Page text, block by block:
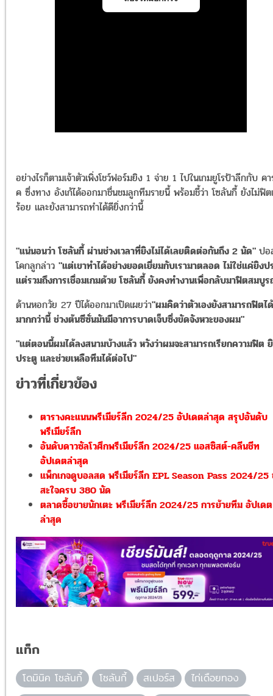
อย่างไรก็ตามเจ้าตัวเพิ่งโชว์ฟอร์มยิง 1 จ่าย 1 ไปในเกมยูโรป้าลีกกับ ค
ค ซึ่งทาง อังเก้ได้ออกมาชื่นชมลูกทีมรายนี้ พร้อมชี้ว่า โซลันกี้ ยังไม่ฟิต
ร้อย และยังสามารถทำได้ดียิ่งกว่านี้
"แน่นอนว่า โซลันกี้ ผ่านช่วงเวลาที่ยิงไม่ได้เลยติดต่อกันถึง 2 นัด" ปอ
โคกลูกล่าว "แต่เขาทำได้อย่างยอดเยี่ยมกับเรามาตลอด ไม่ใช่แค่ยิงป
แต่รวมถึงการเชื่อมเกมด้วย โซลันกี้ ยังคงทำงานเพื่อกลับมาฟิตสมบู
ด้านหอกวัย 27 ปีได้ออกมาเปิดเผยว่า"ผมคิดว่าตัวเองยังสามารถฟิตได้
มากกว่านี้ ช่วงต้นซีซั่นมันมีอาการบาดเจ็บซึ่งขัดจังหวะของผม"
"แต่ตอนนี้ผมได้ลงสนามบ้างแล้ว หวังว่าผมจะสามารถเรียกความฟิต
ประตู และช่วยเหลือทีมได้ต่อไป"
ข่าวที่เกี่ยวข้อง
ตารางคะแนนพรีเมียร์ลีก 2024/25 อัปเดตล่าสุด สรุปอันดับ
พรีเมียร์ลีก
อันดับดาวซัลโวศึกพรีเมียร์ลีก 2024/25 แอสซิสต์-คลีนชีท
อัปเดตล่าสุด
แพ็กเกจดูบอลสด พรีเมียร์ลีก EPL Season Pass 2024/25
สะใจครบ 380 นัด
ตลาดซื้อขายนักเตะ พรีเมียร์ลีก 2024/25 การย้ายทีม อัปเดต
ล่าสุด
แท็ก
โดมินิค โซลันกี้ โซลันกี้ สเปอร์ส
ไก่เดือยทอง